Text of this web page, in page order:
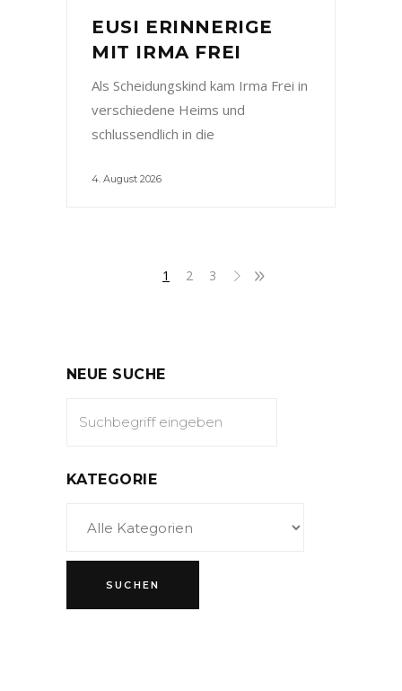
EUSI ERINNERIGE
MIT IRMA FREI
Als Scheidungskind kam Irma Frei in
verschiedene Heims und
schlussendlich in die
4. August 2026
1 2 3
NEUE SUCHE
KATEGORIE